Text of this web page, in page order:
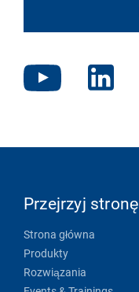
Przejrzyj stronę
Strona główna
Produkty
Rozwiązania